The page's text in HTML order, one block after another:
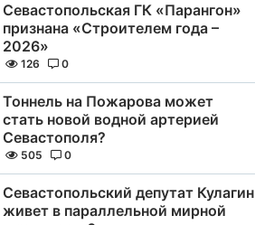
Севастопольская ГК «Парангон»
признана «Строителем года –
2026»
126 0
Тоннель на Пожарова может
стать новой водной артерией
Севастополя?
505 0
Севастопольский депутат Кулагин
живет в параллельной мирной